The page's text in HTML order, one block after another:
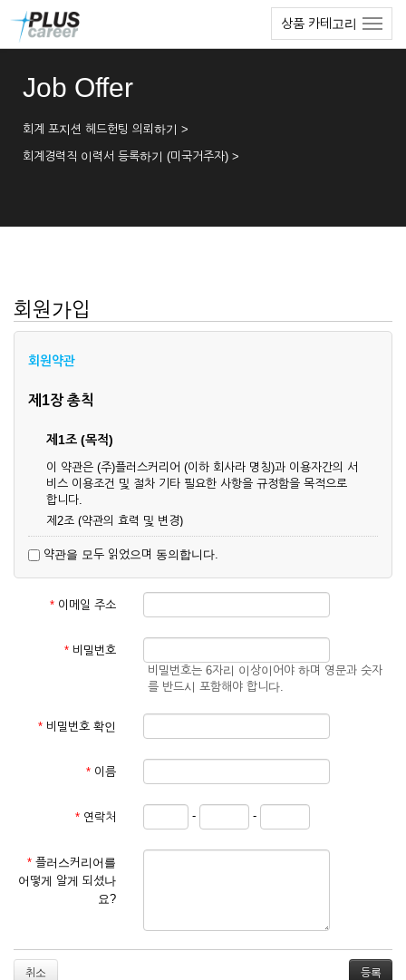
상품 카테고리
Job Offer
회계 포지션 헤드헌팅 의뢰하기 >
회계경력직 이력서 등록하기 (미국거주자) >
회원가입
회원약관
제1장 총칙
제1조 (목적)
이 약관은 (주)플러스커리어 (이하 회사라 명칭)과 이용자간의 서
비스 이용조건 및 절차 기타 필요한 사항을 규정함을 목적으로
합니다.
제2조 (약관의 효력 및 변경)
업상 중요 하거나 합리적인 사유가 발생할 경우 온라인 공사를
통하여 변경할 수 있습니다.
② 회원은 변경된 약관에 동의하지 않을 경우 서비스 이용을 중
단하고 이용계약을 해지할 수 있습니다. 약관의 효력 발생일 이
것으로 간주됩니다.
제3조 (약관의 외 준칙)
관계법령의 규정에 따릅니다.
① 서비스 이용계약은 서비스 이용 희망자가 본 약관에 동의한
를 심사, 승낙함으로써 성립하며, 회사는 신청자의 실명 확인 절
차를 밟을 수 있습니다.
② 회원가입시 입력한 ID는 변경할 수 없으며, 회원 1인당 한 개
의 ID가 발급됩니다. 부득이한 경우로 인해 변경하고자 하는 경
거절하거나 취소할 수 있으며, 실명으로 등록하지 않은 자의 일
약관을 모두 읽었으며 동의합니다.
* 이메일 주소
* 비밀번호
비밀번호는 6자리 이상이어야 하며 영문과 숫자
를 반드시 포함해야 합니다.
* 비밀번호 확인
* 이름
* 연락처 - -
* 플러스커리어를
어떻게 알게 되셨나
요?
취소